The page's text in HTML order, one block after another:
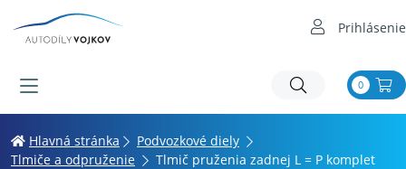
Prihlásenie
0
Hlavná stránka
Podvozkové diely
Tlmiče a odpruženie
Tlmič pruženia zadnej L = P komplet